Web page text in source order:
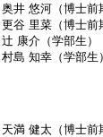
奥井 悠河（博士前
更谷 里菜（博士前
辻 康介（学部生）
村島 知幸（学部生）
天満 健太（博士前